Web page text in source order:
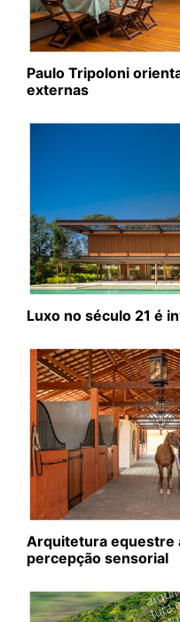
Paulo Tripoloni
externas
Luxo no século 21 é
Arquitetura equestre
percepção sensorial